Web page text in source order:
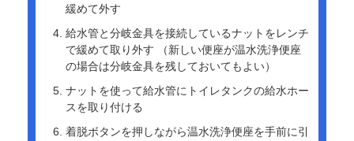
緩めて外す
給水管と分岐金具を接続しているナットをレンチ
で緩めて取り外す （新しい便座が温水洗浄便座
の場合は分岐金具を残しておいてもよい）
ナットを使って給水管にトイレタンクの給水ホー
スを取り付ける
着脱ボタンを押しながら温水洗浄便座を手前に引